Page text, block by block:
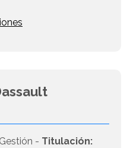
- Titulación: